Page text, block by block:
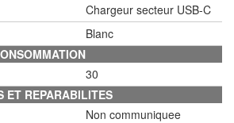
Chargeur secteur USB-C
Blanc
30
ET REPARABILITES
Non communiquee